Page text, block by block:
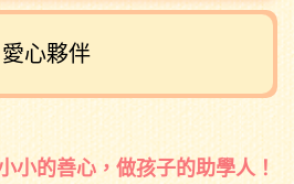
愛心夥伴
小的善心，做孩子的助學人！